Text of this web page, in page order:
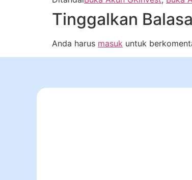
Tinggalkan
Anda harus masuk untuk